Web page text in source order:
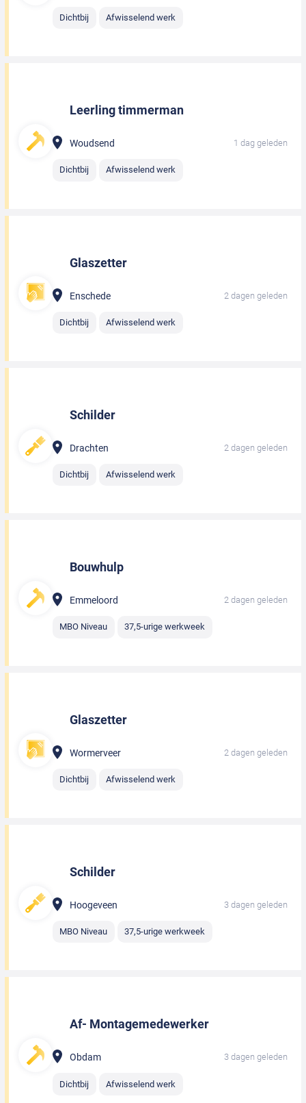
Dichtbij Afwisselend werk
Leerling timmerman
Woudsend 1 dag geleden
Dichtbij Afwisselend werk
Glaszetter
Enschede 2 dagen geleden
Dichtbij Afwisselend werk
Schilder
Drachten 2 dagen geleden
Dichtbij Afwisselend werk
Bouwhulp
Emmeloord 2 dagen geleden
MBO Niveau 37,5-urige werkweek
Glaszetter
Wormerveer 2 dagen geleden
Dichtbij Afwisselend werk
Schilder
Hoogeveen 3 dagen geleden
MBO Niveau 37,5-urige werkweek
Af- Montagemedewerker
Obdam 3 dagen geleden
Dichtbij Afwisselend werk